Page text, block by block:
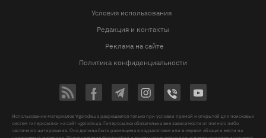
Условия использования
Редакция и контакты
Реклама на сайте
Политика конфиденциальности
Использование материалов Vgorode.ua разрешается только при условии прямой и открытой для поисковых
систем гиперссылки на сайт vgorode.ua. Гиперссылка обязательна вне зависимости от полного либо
частичного цитирования. Она должна быть размещена в подзаголовке или в первом абзаце и вести на